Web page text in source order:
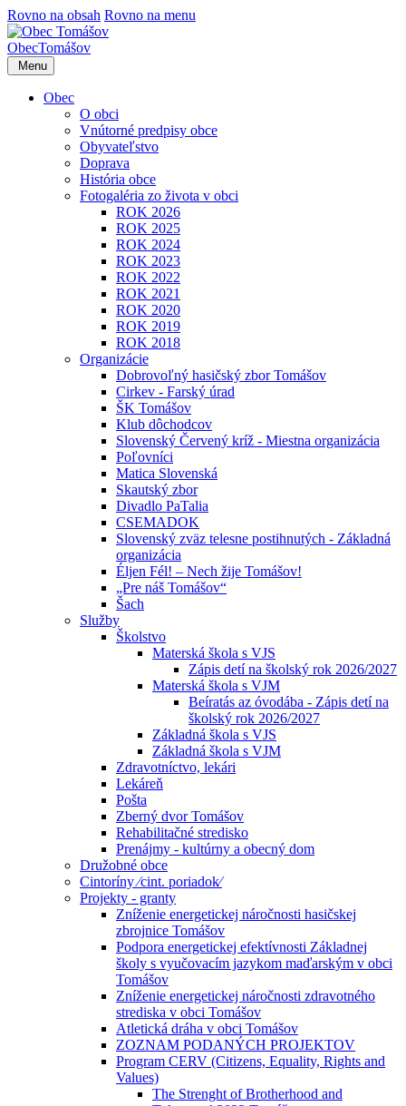
Rovno na obsah Rovno na menu
ObecTomášov
Menu
Obec
O obci
Vnútorné predpisy obce
Obyvateľstvo
Doprava
História obce
Fotogaléria zo života v obci
ROK 2026
ROK 2025
ROK 2024
ROK 2023
ROK 2022
ROK 2021
ROK 2020
ROK 2019
ROK 2018
Organizácie
Dobrovoľný hasičský zbor Tomášov
Cirkev - Farský úrad
ŠK Tomášov
Klub dôchodcov
Slovenský Červený kríž - Miestna organizácia
Poľovníci
Matica Slovenská
Skautský zbor
Divadlo PaTalia
CSEMADOK
Slovenský zväz telesne postihnutých - Základná
organizácia
Éljen Fél! – Nech žije Tomášov!
„Pre náš Tomášov“
Šach
Služby
Školstvo
Materská škola s VJS
Zápis detí na školský rok 2026/2027
Materská škola s VJM
Beíratás az óvodába - Zápis detí na
školský rok 2026/2027
Základná škola s VJS
Základná škola s VJM
Zdravotníctvo, lekári
Lekáreň
Pošta
Zberný dvor Tomášov
Rehabilitačné stredisko
Prenájmy - kultúrny a obecný dom
Družobné obce
Cintoríny ⁄cint. poriadok⁄
Projekty - granty
Zníženie energetickej náročnosti hasičskej
zbrojnice Tomášov
Podpora energetickej efektívnosti Základnej
školy s vyučovacím jazykom maďarským v obci
Tomášov
Zníženie energetickej náročnosti zdravotného
strediska v obci Tomášov
Atletická dráha v obci Tomášov
ZOZNAM PODANÝCH PROJEKTOV
Program CERV (Citizens, Equality, Rights and
Values)
The Strenght of Brotherhood and